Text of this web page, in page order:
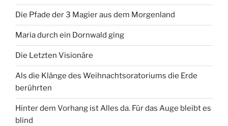
Die Pfade der 3 Magier aus dem Morgenland
Maria durch ein Dornwald ging
Die Letzten Visionäre
Als die Klänge des Weihnachtsoratoriums die Erde
berührten
Hinter dem Vorhang ist Alles da. Für das Auge bleibt es
blind